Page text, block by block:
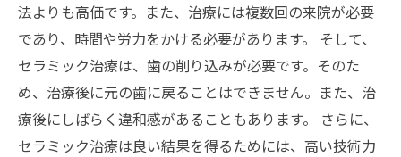
法よりも高価です。また、治療には複数回の来院が必要
であり、時間や労力をかける必要があります。 そして、
セラミック治療は、歯の削り込みが必要です。そのた
め、治療後に元の歯に戻ることはできません。また、治
療後にしばらく違和感があることもあります。 さらに、
セラミック治療は良い結果を得るためには、高い技術力